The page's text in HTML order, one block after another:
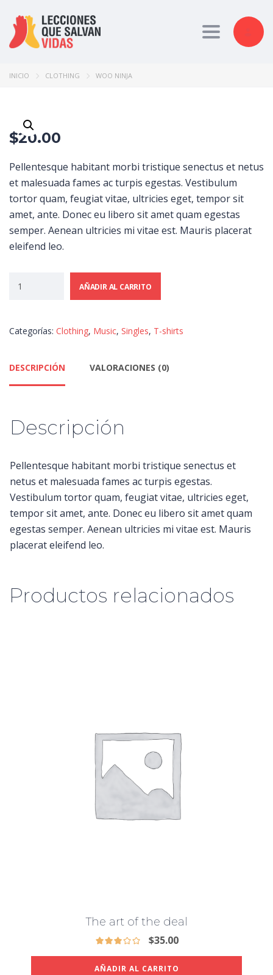
Toggle
INICIO CLOTHING WOO NINJA
$20.00
Pellentesque habitant morbi tristique senectus et netus
et malesuada fames ac turpis egestas. Vestibulum
tortor quam, feugiat vitae, ultricies eget, tempor sit
amet, ante. Donec eu libero sit amet quam egestas
semper. Aenean ultricies mi vitae est. Mauris placerat
eleifend leo.
AÑADIR AL CARRITO
Categorías: Clothing, Music, Singles, T-shirts
DESCRIPCIÓN VALORACIONES (0)
Descripción
Pellentesque habitant morbi tristique senectus et
netus et malesuada fames ac turpis egestas.
Vestibulum tortor quam, feugiat vitae, ultricies eget,
tempor sit amet, ante. Donec eu libero sit amet quam
egestas semper. Aenean ultricies mi vitae est. Mauris
placerat eleifend leo.
Productos relacionados
The art of the deal
$35.00
AÑADIR AL CARRITO